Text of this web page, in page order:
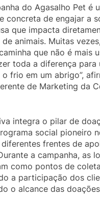
do Agasalho Pet é
concreta de engajar a
que impacta
de animais. Muitas
que não é mais
toda a diferença para
frio em um abrigo”,
de Marketing da
integra o pilar de
social pioneiro
frentes de
a campanha, as
como pontos de
a participação dos
o alcance das